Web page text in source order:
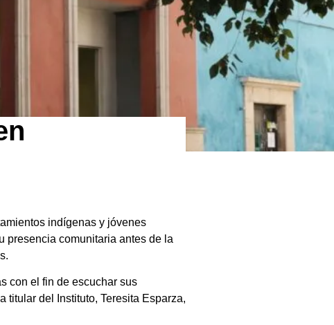
indígenas y jóvenes
presencia comunitaria antes de la
con el fin de escuchar sus
titular del Instituto, Teresita Esparza,